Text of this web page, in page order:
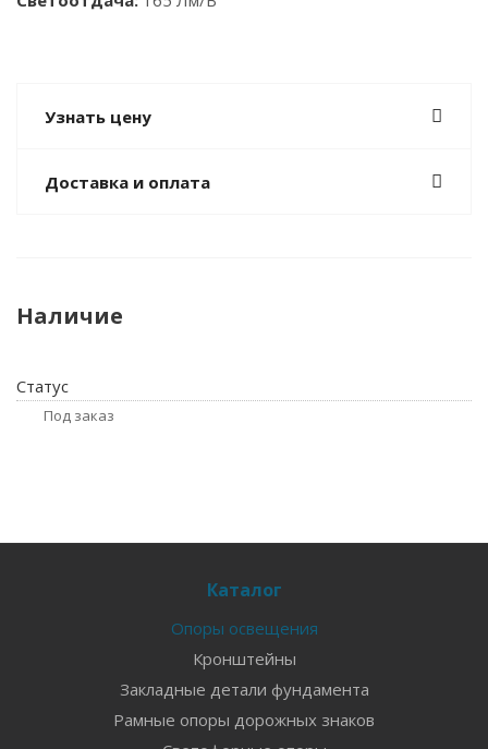
Узнать цену
Доставка и оплата
Наличие
Статус
Под заказ
Каталог
Опоры освещения
Кронштейны
Закладные детали фундамента
Рамные опоры дорожных знаков